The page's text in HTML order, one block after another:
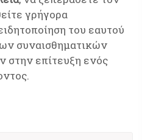
γρήγορα
του εαυτού
συναισθηματικών
στην επίτευξη ενός